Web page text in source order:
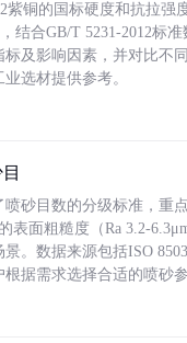
紫铜的国标硬度和抗拉强
结合GB/T 5231-2012标
标及影响因素，并对比不
选材提供参考。
喷砂目数的分级标准，重
表面粗糙度（Ra 3.2-
景。数据来源包括ISO
据需求选择合适的喷砂参